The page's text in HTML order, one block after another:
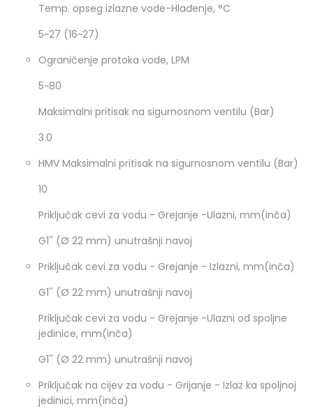
Temp. opseg izlazne vode-Hlađenje, °C
5~27 (16~27)
Ograničenje protoka vode, LPM
5~80
Maksimalni pritisak na sigurnosnom ventilu (Bar)
3.0
HMV Maksimalni pritisak na sigurnosnom ventilu (Bar)
10
Priključak cevi za vodu - Grejanje -Ulazni, mm(inča)
G1'' (Ø 22 mm) unutrašnji navoj
Priključak cevi za vodu - Grejanje - Izlazni, mm(inča)
G1'' (Ø 22 mm) unutrašnji navoj
Priključak cevi za vodu - Grejanje -Ulazni od spoljne
jedinice, mm(inča)
G1'' (Ø 22 mm) unutrašnji navoj
Priključak na cijev za vodu - Grijanje - Izlaz ka spoljnoj
jedinici, mm(inča)